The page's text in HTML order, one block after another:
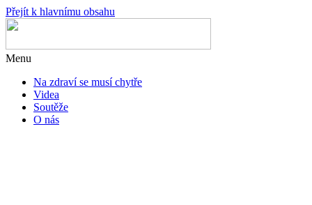
Přejít k hlavnímu obsahu
Menu
Na zdraví se musí chytře
Videa
Soutěže
O nás